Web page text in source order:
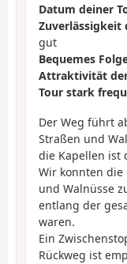
Datum deiner
Zuverlässigkeit
gut
Bequemes
Attraktivität
Tour stark
Der Weg führt
Straßen und
die Kapellen ist
Wir konnten die
und Walnüsse
entlang der
waren.
Ein
Rückweg ist